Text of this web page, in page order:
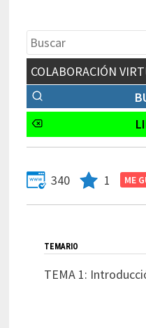
COLABORACIÓN
340 1
TEMARIO
TEMA 1: